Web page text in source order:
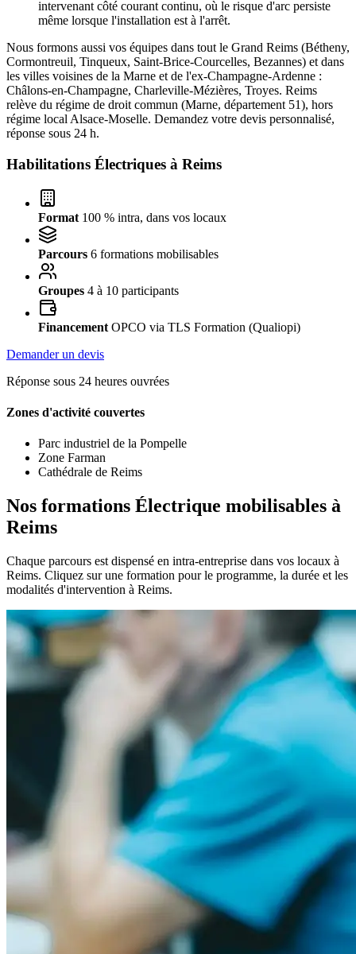
intervenant côté courant continu, où le risque d'arc persiste
même lorsque l'installation est à l'arrêt.
Nous formons aussi vos équipes dans tout le Grand Reims (Bétheny,
Cormontreuil, Tinqueux, Saint-Brice-Courcelles, Bezannes) et dans
les villes voisines de la Marne et de l'ex-Champagne-Ardenne :
Châlons-en-Champagne, Charleville-Mézières, Troyes. Reims
relève du régime de droit commun (Marne, département 51), hors
régime local Alsace-Moselle. Demandez votre devis personnalisé,
réponse sous 24 h.
Habilitations Électriques à Reims
Format 100 % intra, dans vos locaux
Parcours 6 formations mobilisables
Groupes 4 à 10 participants
Financement OPCO via TLS Formation (Qualiopi)
Demander un devis
Réponse sous 24 heures ouvrées
Zones d'activité couvertes
Parc industriel de la Pompelle
Zone Farman
Cathédrale de Reims
Nos formations Électrique mobilisables à
Reims
Chaque parcours est dispensé en intra-entreprise dans vos locaux à
Reims. Cliquez sur une formation pour le programme, la durée et les
modalités d'intervention à Reims.